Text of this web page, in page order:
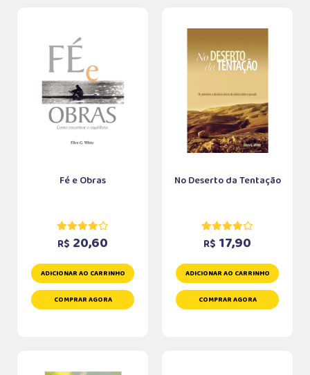
Fé e Obras
R$ 20,60
ADICIONAR AO CARRINHO
COMPRAR AGORA
No Deserto da Tentação
R$ 17,90
ADICIONAR AO CARRINHO
COMPRAR AGORA